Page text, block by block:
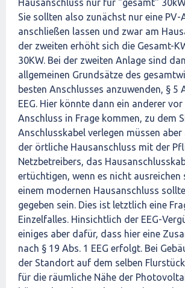
Hausanschluss nur für "gesamt"
Sie sollten also zunächst nur eine PV-
anschließen lassen und zwar am
der zweiten erhöht sich die Gesamt-
30KW. Bei der zweiten Anlage sind
allgemeinen Grundsätze des
besten Anschlusses anzuwenden, § 5
EEG. Hier könnte dann ein anderer
Anschluss in Frage kommen, zu dem
Anschlusskabel verlegen müssen
der örtliche Hausanschluss mit der
Netzbetreibers, das
ertüchtigen, wenn es nicht ausreichen
einem modernen Hausanschluss
gegeben sein. Dies ist letztlich eine
Einzelfalles. Hinsichtlich der EEG-
einiges aber dafür, dass hier eine
nach § 19 Abs. 1 EEG erfolgt. Bei
der Standort auf dem selben
für die räumliche Nähe der